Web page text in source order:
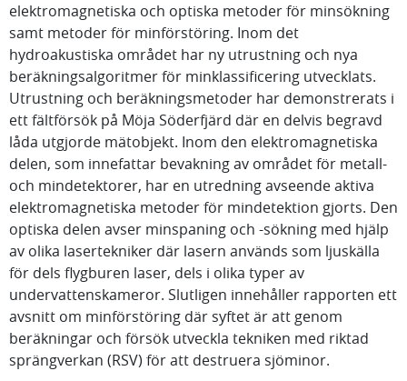
elektromagnetiska och optiska metoder för minsökning
samt metoder för minförstöring. Inom det
hydroakustiska området har ny utrustning och nya
beräkningsalgoritmer för minklassificering utvecklats.
Utrustning och beräkningsmetoder har demonstrerats i
ett fältförsök på Möja Söderfjärd där en delvis begravd
låda utgjorde mätobjekt. Inom den elektromagnetiska
delen, som innefattar bevakning av området för metall-
och mindetektorer, har en utredning avseende aktiva
elektromagnetiska metoder för mindetektion gjorts. Den
optiska delen avser minspaning och -sökning med hjälp
av olika lasertekniker där lasern används som ljuskälla
för dels flygburen laser, dels i olika typer av
undervattenskameror. Slutligen innehåller rapporten ett
avsnitt om minförstöring där syftet är att genom
beräkningar och försök utveckla tekniken med riktad
sprängverkan (RSV) för att destruera sjöminor.